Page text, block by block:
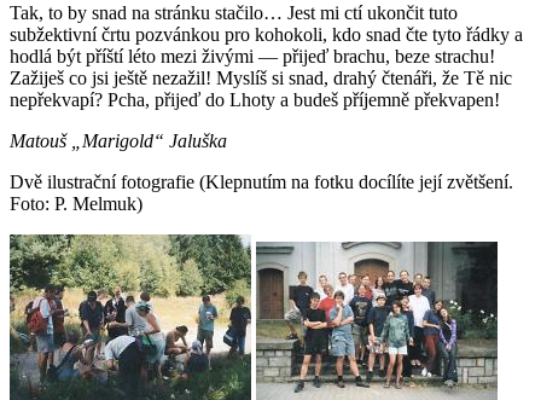
Tak, to by snad na stránku stačilo… Jest mi ctí ukončit tuto
subžektivní črtu pozvánkou pro kohokoli, kdo snad čte tyto řádky a
hodlá být příští léto mezi živými — přijeď brachu, beze strachu!
Zažiješ co jsi ještě nezažil! Myslíš si snad, drahý čtenáři, že Tě nic
nepřekvapí? Pcha, přijeď do Lhoty a budeš příjemně překvapen!
Matouš „Marigold“ Jaluška
Dvě ilustrační fotografie (Klepnutím na fotku docílíte její zvětšení.
Foto: P. Melmuk)